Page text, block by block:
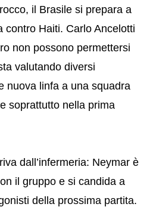
il Brasile si prepara a
contro Haiti. Carlo Ancelotti
non possono permettersi
valutando diversi
nuova linfa a una squadra
soprattutto nella prima
dall’infermeria: Neymar è
il gruppo e si candida a
della prossima partita.